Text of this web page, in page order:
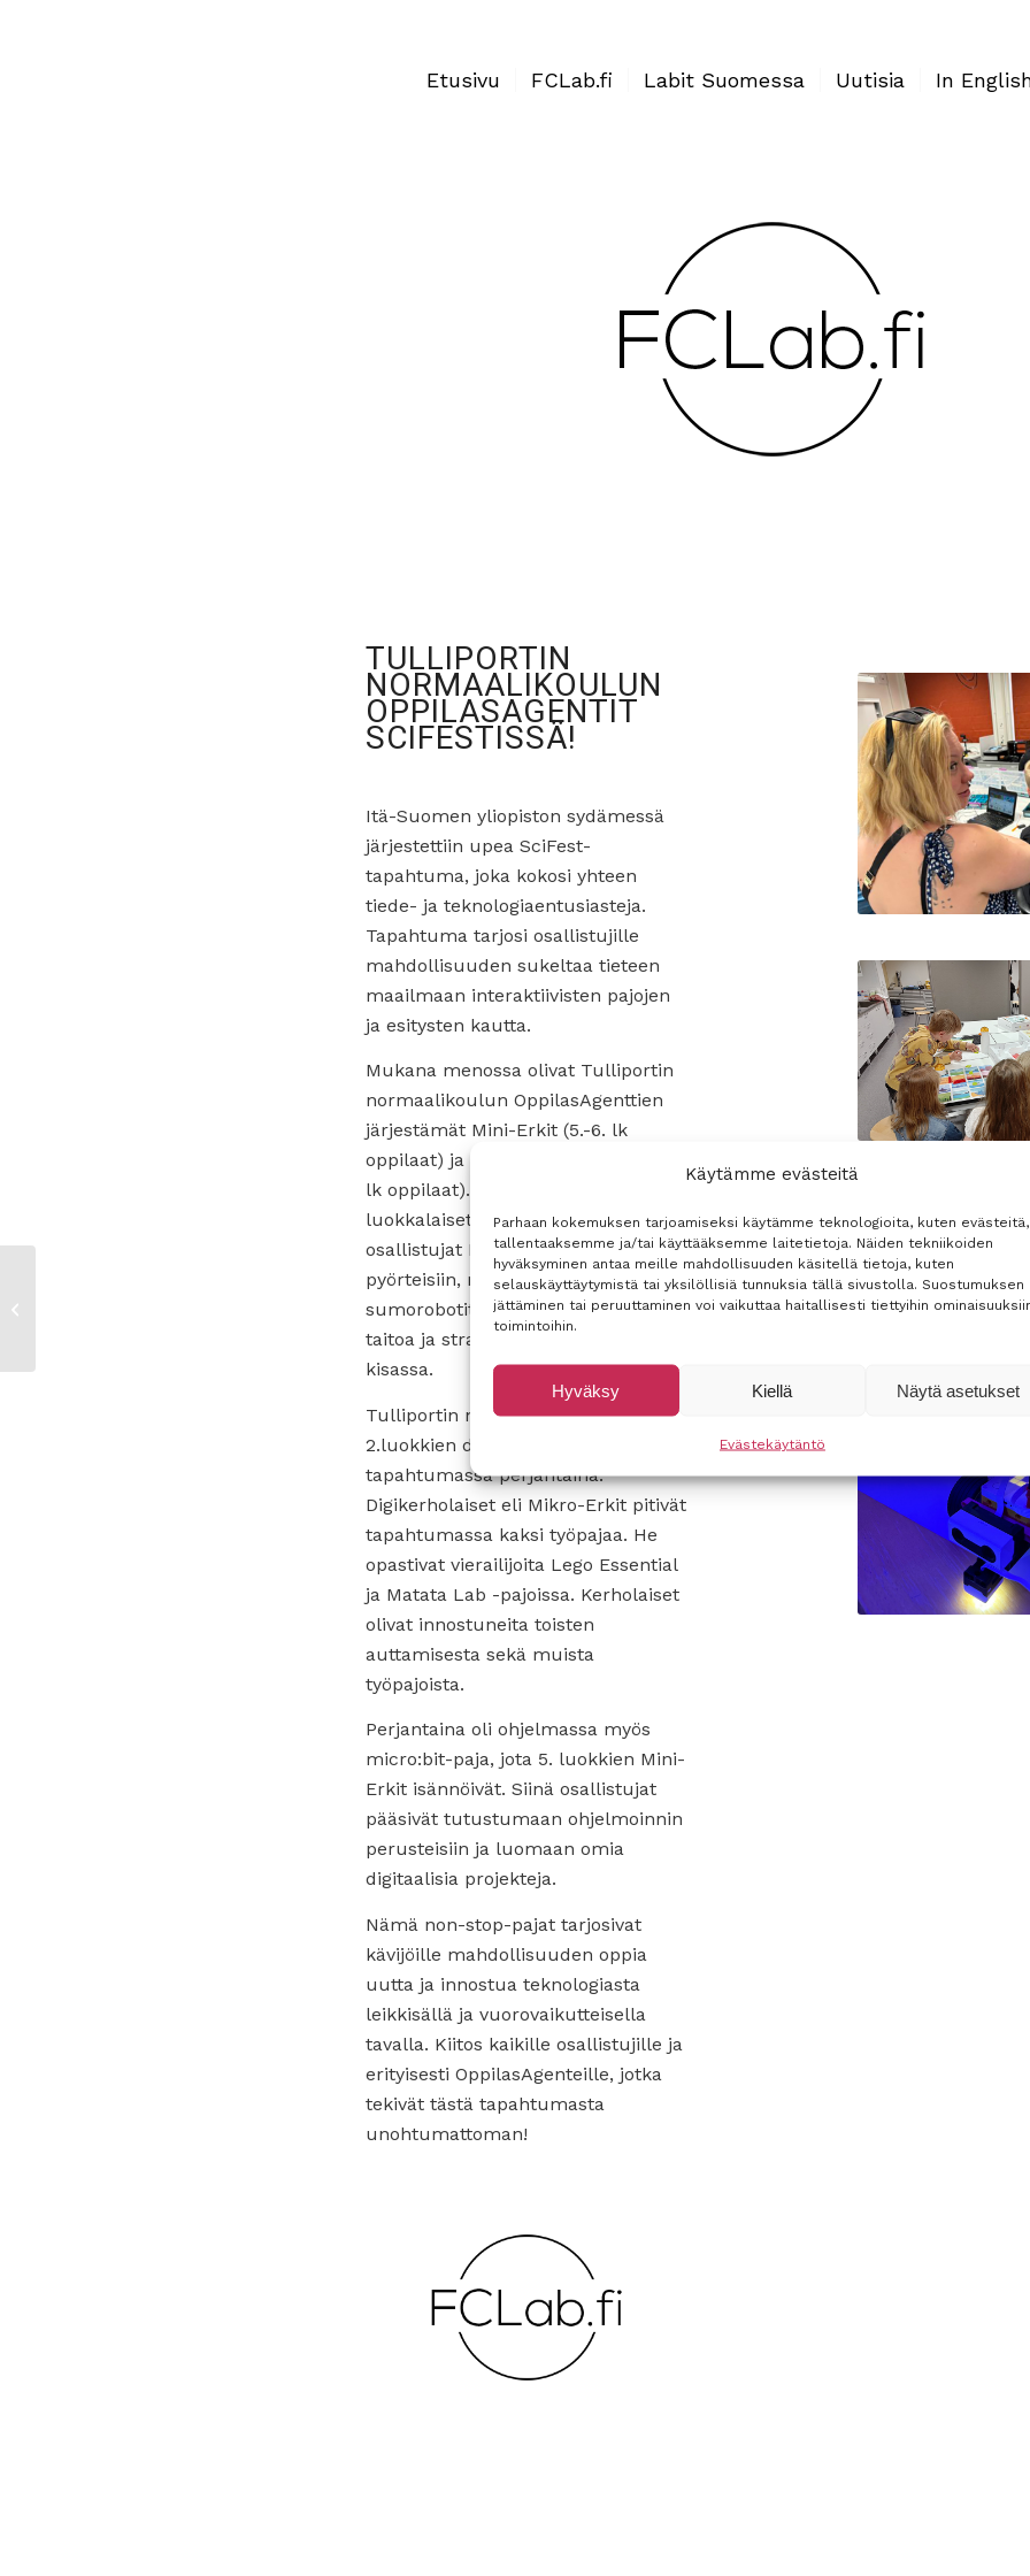
Käytämme evästeitä
Parhaan kokemuksen tarjoamiseksi käytämme teknologioita, kuten evästeitä,
tallentaaksemme ja/tai käyttääksemme laitetietoja. Näiden tekniikoiden
hyväksyminen antaa meille mahdollisuuden käsitellä tietoja, kuten
selauskäyttäytymistä tai yksilöllisiä tunnuksia tällä sivustolla. Suostumuksen
jättäminen tai peruuttaminen voi vaikuttaa haitallisesti tiettyihin
toimintoihin.
Hyväksy Kiellä Näytä asetukset
Evästekäytäntö
Etusivu FCLab.fi Labit Suomessa Uutisia In
TULLIPORTIN
NORMAALIKOULUN
OPPILASAGENTIT
SCIFESTISSÄ!
Itä-Suomen yliopiston sydämessä
järjestettiin upea SciFest-
tapahtuma, joka kokosi yhteen
tiede- ja teknologiaentusiasteja.
Tapahtuma tarjosi osallistujille
mahdollisuuden sukeltaa tieteen
maailmaan interaktiivisten pajojen
ja esitysten kautta.
Mukana menossa olivat Tulliportin
normaalikoulun OppilasAgenttien
järjestämät Mini-Erkit (5.-6. lk
oppilaat) ja Mikro-Erkit-pajat (1.-2.
lk oppilaat). Torstaina Tulliportin 6.
luokkalaiset OppilasAgentit veivät
osallistujat Lego-Sumo-pajan
pyörteisiin, missä pienet ja nokkelat
sumorobotit ottivat mittaa toisistaan
taitoa ja strategiaa vaativassa
kisassa.
Tulliportin normaalikoulun 1.–
2.luokkien digikerho vieraili SciFest-
tapahtumassa perjantaina.
Digikerholaiset eli Mikro-Erkit pitivät
tapahtumassa kaksi työpajaa. He
opastivat vierailijoita Lego Essential
ja Matata Lab -pajoissa. Kerholaiset
olivat innostuneita toisten
auttamisesta sekä muista
työpajoista.
Perjantaina oli ohjelmassa myös
micro:bit-paja, jota 5. luokkien Mini-
Erkit isännöivät. Siinä osallistujat
pääsivät tutustumaan ohjelmoinnin
perusteisiin ja luomaan omia
digitaalisia projekteja.
Nämä non-stop-pajat tarjosivat
kävijöille mahdollisuuden oppia
uutta ja innostua teknologiasta
leikkisällä ja vuorovaikutteisella
tavalla. Kiitos kaikille osallistujille ja
erityisesti OppilasAgenteille, jotka
tekivät tästä tapahtumasta
unohtumattoman!